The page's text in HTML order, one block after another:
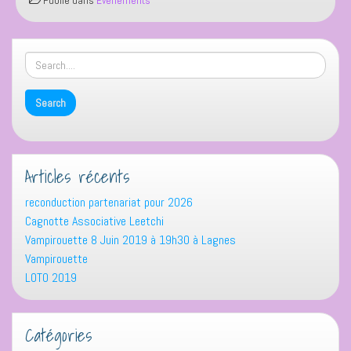
Articles récents
reconduction partenariat pour 2026
Cagnotte Associative Leetchi
Vampirouette 8 Juin 2019 à 19h30 à Lagnes
Vampirouette
LOTO 2019
Catégories